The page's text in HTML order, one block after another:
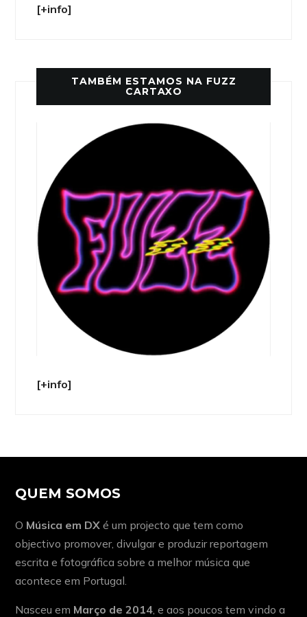
[+info]
TAMBÉM ESTAMOS NA FUZZ
CARTAXO
[+info]
QUEM SOMOS
O Música em DX é um projecto que tem como
objectivo promover, divulgar e produzir reportagem
escrita e fotográfica sobre a melhor música que
acontece em Portugal.
Nasceu em Março de 2014 , e aos poucos tem vindo a